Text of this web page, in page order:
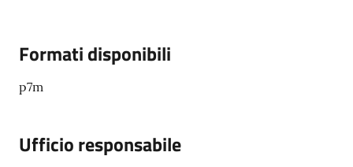
Seguici
su
Formati disponibili
p7m
Ufficio responsabile